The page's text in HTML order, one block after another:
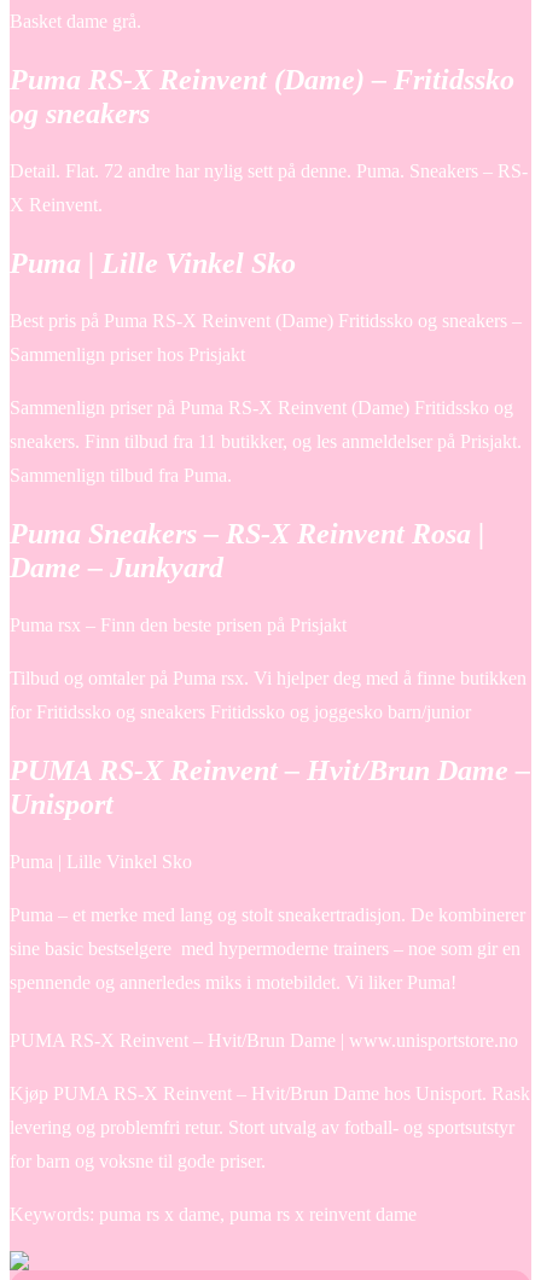
Basket dame grå.
Puma RS-X Reinvent (Dame) – Fritidssko
og sneakers
Detail. Flat. 72 andre har nylig sett på denne. Puma. Sneakers – RS-
X Reinvent.
Puma | Lille Vinkel Sko
Best pris på Puma RS-X Reinvent (Dame) Fritidssko og sneakers –
Sammenlign priser hos Prisjakt
Sammenlign priser på Puma RS-X Reinvent (Dame) Fritidssko og
sneakers. Finn tilbud fra 11 butikker, og les anmeldelser på Prisjakt.
Sammenlign tilbud fra Puma.
Puma Sneakers – RS-X Reinvent Rosa |
Dame – Junkyard
Puma rsx – Finn den beste prisen på Prisjakt
Tilbud og omtaler på Puma rsx. Vi hjelper deg med å finne butikken
for Fritidssko og sneakers Fritidssko og joggesko barn/junior
PUMA RS-X Reinvent – Hvit/Brun Dame –
Unisport
Puma | Lille Vinkel Sko
Puma – et merke med lang og stolt sneakertradisjon. De kombinerer
sine basic bestselgere med hypermoderne trainers – noe som gir en
spennende og annerledes miks i motebildet. Vi liker Puma!
PUMA RS-X Reinvent – Hvit/Brun Dame | www.unisportstore.no
Kjøp PUMA RS-X Reinvent – Hvit/Brun Dame hos Unisport. Rask
levering og problemfri retur. Stort utvalg av fotball- og sportsutstyr
for barn og voksne til gode priser.
Keywords: puma rs x dame, puma rs x reinvent dame